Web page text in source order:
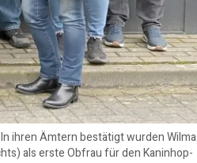
ihren Ämtern bestätigt wurden Wilma
als erste Obfrau für den Kaninhop-